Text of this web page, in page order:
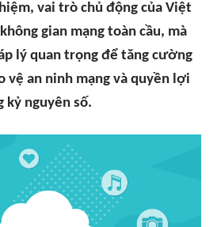
vai trò chủ động của Việt
gian mạng toàn cầu, mà
lý quan trọng để tăng cường
vệ an ninh mạng và quyền lợi
kỷ nguyên số.